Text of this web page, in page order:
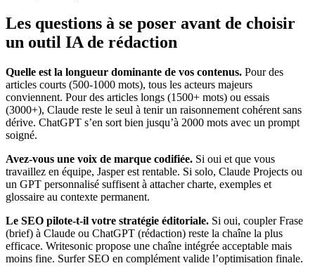
Les questions à se poser avant de choisir
un outil IA de rédaction
Quelle est la longueur dominante de vos contenus. Pour des
articles courts (500-1000 mots), tous les acteurs majeurs
conviennent. Pour des articles longs (1500+ mots) ou essais
(3000+), Claude reste le seul à tenir un raisonnement cohérent sans
dérive. ChatGPT s’en sort bien jusqu’à 2000 mots avec un prompt
soigné.
Avez-vous une voix de marque codifiée. Si oui et que vous
travaillez en équipe, Jasper est rentable. Si solo, Claude Projects ou
un GPT personnalisé suffisent à attacher charte, exemples et
glossaire au contexte permanent.
Le SEO pilote-t-il votre stratégie éditoriale. Si oui, coupler Frase
(brief) à Claude ou ChatGPT (rédaction) reste la chaîne la plus
efficace. Writesonic propose une chaîne intégrée acceptable mais
moins fine. Surfer SEO en complément valide l’optimisation finale.